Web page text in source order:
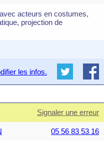
acteurs en costumes,
projection de
les infos.
Signaler une erreur
05 56 83 53 16